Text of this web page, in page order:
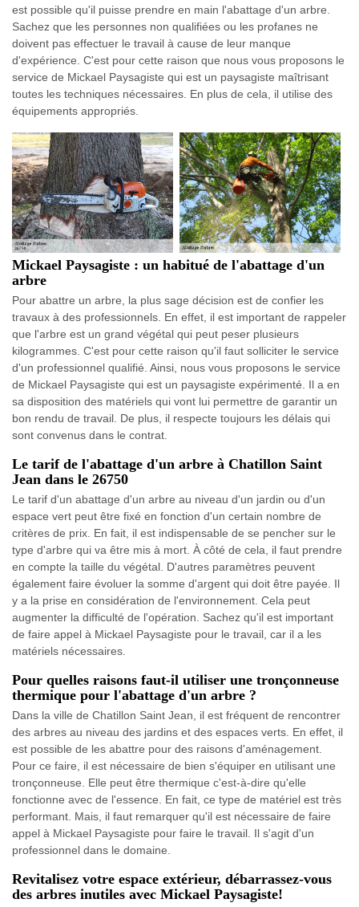
est possible qu'il puisse prendre en main l'abattage d'un arbre.
Sachez que les personnes non qualifiées ou les profanes ne
doivent pas effectuer le travail à cause de leur manque
d'expérience. C'est pour cette raison que nous vous proposons le
service de Mickael Paysagiste qui est un paysagiste maîtrisant
toutes les techniques nécessaires. En plus de cela, il utilise des
équipements appropriés.
Mickael Paysagiste : un habitué de l'abattage d'un
arbre
Pour abattre un arbre, la plus sage décision est de confier les
travaux à des professionnels. En effet, il est important de rappeler
que l'arbre est un grand végétal qui peut peser plusieurs
kilogrammes. C'est pour cette raison qu'il faut solliciter le service
d'un professionnel qualifié. Ainsi, nous vous proposons le service
de Mickael Paysagiste qui est un paysagiste expérimenté. Il a en
sa disposition des matériels qui vont lui permettre de garantir un
bon rendu de travail. De plus, il respecte toujours les délais qui
sont convenus dans le contrat.
Le tarif de l'abattage d'un arbre à Chatillon Saint
Jean dans le 26750
Le tarif d'un abattage d'un arbre au niveau d'un jardin ou d'un
espace vert peut être fixé en fonction d'un certain nombre de
critères de prix. En fait, il est indispensable de se pencher sur le
type d'arbre qui va être mis à mort. À côté de cela, il faut prendre
en compte la taille du végétal. D'autres paramètres peuvent
également faire évoluer la somme d'argent qui doit être payée. Il
y a la prise en considération de l'environnement. Cela peut
augmenter la difficulté de l'opération. Sachez qu'il est important
de faire appel à Mickael Paysagiste pour le travail, car il a les
matériels nécessaires.
Pour quelles raisons faut-il utiliser une tronçonneuse
thermique pour l'abattage d'un arbre ?
Dans la ville de Chatillon Saint Jean, il est fréquent de rencontrer
des arbres au niveau des jardins et des espaces verts. En effet, il
est possible de les abattre pour des raisons d'aménagement.
Pour ce faire, il est nécessaire de bien s'équiper en utilisant une
tronçonneuse. Elle peut être thermique c'est-à-dire qu'elle
fonctionne avec de l'essence. En fait, ce type de matériel est très
performant. Mais, il faut remarquer qu'il est nécessaire de faire
appel à Mickael Paysagiste pour faire le travail. Il s'agit d'un
professionnel dans le domaine.
Revitalisez votre espace extérieur, débarrassez-vous
des arbres inutiles avec Mickael Paysagiste!